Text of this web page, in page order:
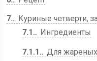
7.
Куриные четверти,
7.1.
Ингредиенты
7.1.1. Для